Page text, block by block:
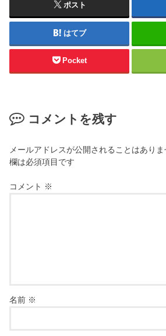
ポスト
はてブ
Pocket
コメントを残す
メールアドレスが公開されることはありま
欄は必須項目です
コメント ※
名前 ※